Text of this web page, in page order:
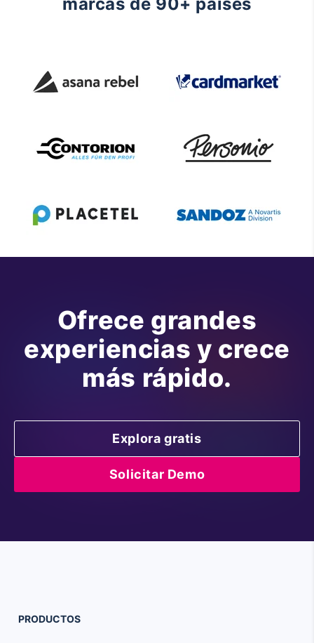
Ofrece grandes
experiencias y crece
más rápido.
Explora gratis
Solicitar Demo
PRODUCTOS